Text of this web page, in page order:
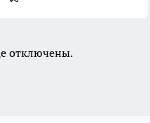
отключены.